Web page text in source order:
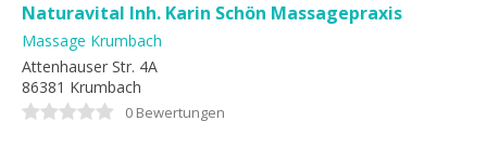
Naturavital Inh. Karin Schön Massagepraxis
Massage Krumbach
Attenhauser Str. 4A
86381 Krumbach
0 Bewertungen